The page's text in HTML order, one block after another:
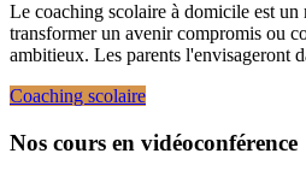
Le coaching scolaire à domicile est un
transformer un avenir compromis ou
ambitieux. Les parents l'envisageront
Coaching scolaire
Nos cours en vidéoconférence